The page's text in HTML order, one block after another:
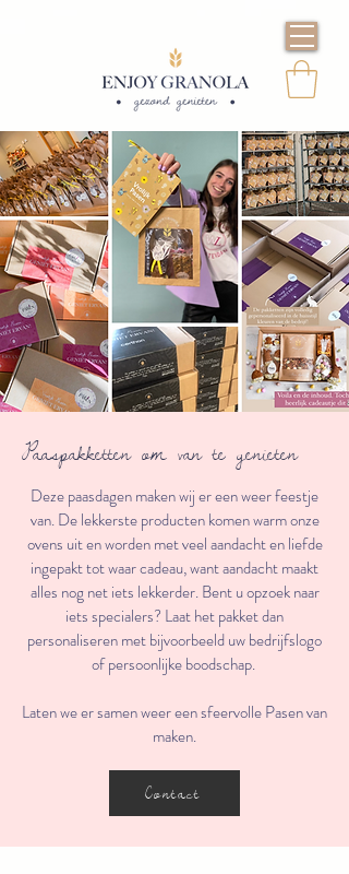
Paaspakketten om van te genieten
Deze paasdagen maken wij er een weer feestje
van. De lekkerste producten komen warm onze
ovens uit en worden met veel aandacht en liefde
ingepakt tot waar cadeau, want aandacht maakt
alles nog net iets lekkerder. Bent u opzoek naar
iets specialers? Laat het pakket dan
personaliseren met bijvoorbeeld uw bedrijfslogo
of persoonlijke boodschap.
Laten we er samen weer een sfeervolle Pasen van
maken.
Contact